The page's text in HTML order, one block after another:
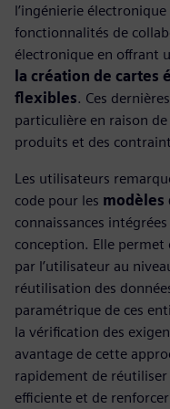
l’ingénierie
fonctionnalités de
électronique en offrant
la création de
flexibles. Ces
particulière en raison
produits et des
Les utilisateurs
code pour les modèles
connaissances
conception. Elle permet
par l’utilisateur au
réutilisation des
paramétrique de ces
la vérification des
avantage de cette
rapidement de réutiliser
efficiente et de